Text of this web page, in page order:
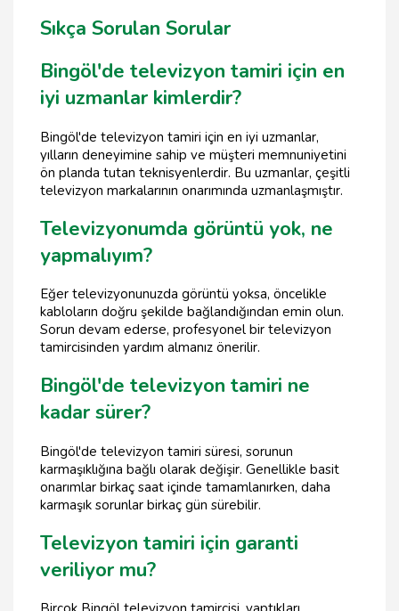
Sıkça Sorulan Sorular
Bingöl'de televizyon tamiri için en
iyi uzmanlar kimlerdir?
Bingöl'de televizyon tamiri için en iyi uzmanlar,
yılların deneyimine sahip ve müşteri memnuniyetini
ön planda tutan teknisyenlerdir. Bu uzmanlar, çeşitli
televizyon markalarının onarımında uzmanlaşmıştır.
Televizyonumda görüntü yok, ne
yapmalıyım?
Eğer televizyonunuzda görüntü yoksa, öncelikle
kabloların doğru şekilde bağlandığından emin olun.
Sorun devam ederse, profesyonel bir televizyon
tamircisinden yardım almanız önerilir.
Bingöl'de televizyon tamiri ne
kadar sürer?
Bingöl'de televizyon tamiri süresi, sorunun
karmaşıklığına bağlı olarak değişir. Genellikle basit
onarımlar birkaç saat içinde tamamlanırken, daha
karmaşık sorunlar birkaç gün sürebilir.
Televizyon tamiri için garanti
veriliyor mu?